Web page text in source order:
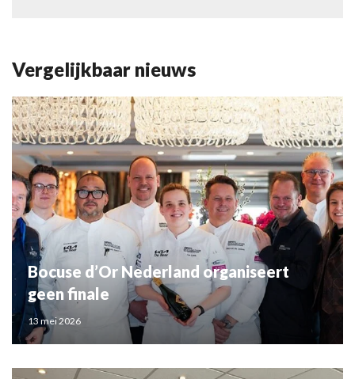
Vergelijkbaar nieuws
Bocuse d’Or Nederland organiseert
geen finale
13 mei 2026